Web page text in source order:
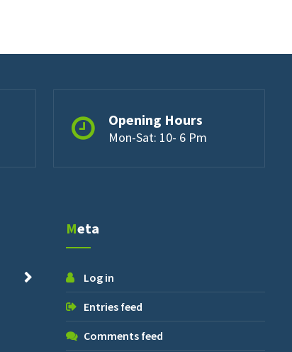
Opening Hours
Mon-Sat: 10- 6 Pm
Meta
Log in
Entries feed
Comments feed